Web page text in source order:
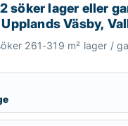
söker lager eller
Väsby,
m.fl.261-319 m² lager /